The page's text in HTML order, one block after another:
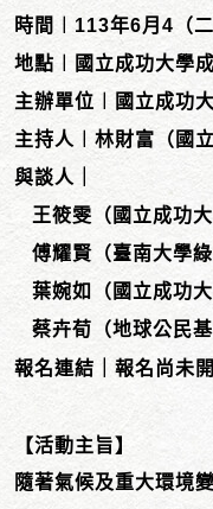
時間︱113年6月4（
地點︱國立成功大學
主辦單位︱國立成功
主持人︱林財富（國
與談人｜
王筱雯（國立成功大
傅耀賢（臺南大學綠
葉婉如（國立成功大
蔡卉荀（地球公民基
報名連結｜報名尚未
【活動主旨】
隨著氣候及重大環境